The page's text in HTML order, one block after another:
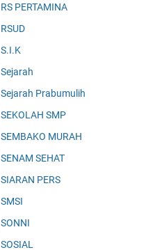
RS PERTAMINA
RSUD
S.I.K
Sejarah
Sejarah Prabumulih
SEKOLAH SMP
SEMBAKO MURAH
SENAM SEHAT
SIARAN PERS
SMSI
SONNI
SOSIAL